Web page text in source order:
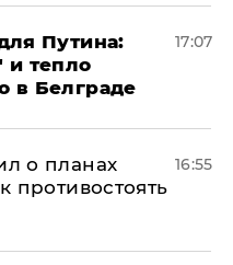
Путина:
и тепло
в Белграде
17:07
о планах
противостоять
16:55